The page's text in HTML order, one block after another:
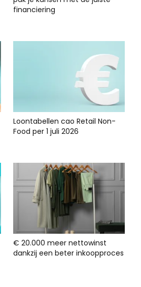
financiering
Loontabellen cao Retail Non-
Food per 1 juli 2026
€ 20.000 meer nettowinst
dankzij een beter inkoopproces